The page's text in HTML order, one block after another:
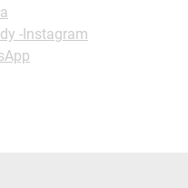
-Instagram